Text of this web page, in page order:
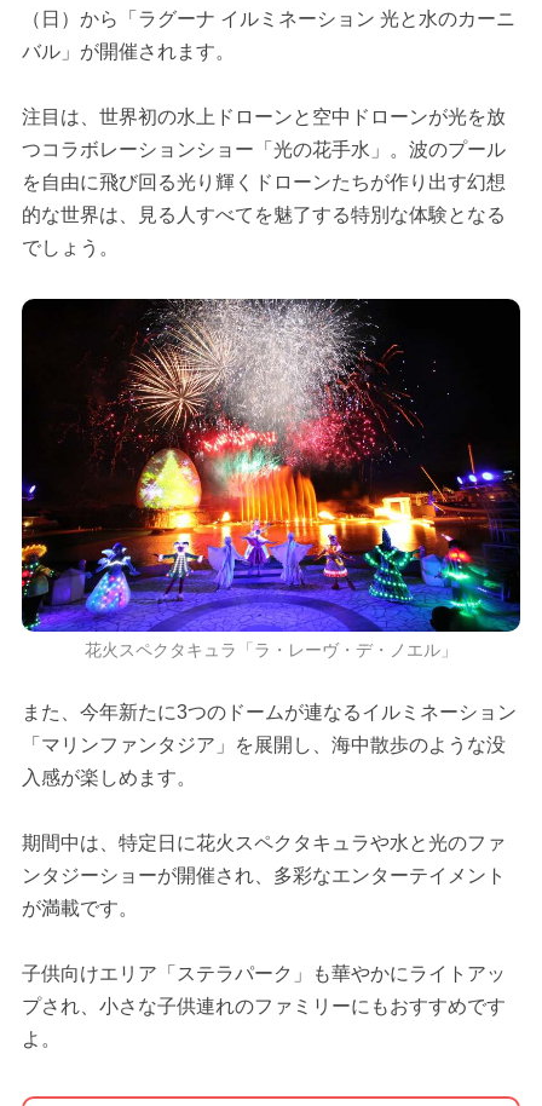
（日）から「ラグーナ イルミネーション 光と水のカーニ
バル」が開催されます。
注目は、世界初の水上ドローンと空中ドローンが光を放
つコラボレーションショー「光の花手水」。波のプール
を自由に飛び回る光り輝くドローンたちが作り出す幻想
的な世界は、見る人すべてを魅了する特別な体験となる
でしょう。
花火スペクタキュラ「ラ・レーヴ・デ・ノエル」
また、今年新たに3つのドームが連なるイルミネーション
「マリンファンタジア」を展開し、海中散歩のような没
入感が楽しめます。
期間中は、特定日に花火スペクタキュラや水と光のファ
ンタジーショーが開催され、多彩なエンターテイメント
が満載です。
子供向けエリア「ステラパーク」も華やかにライトアッ
プされ、小さな子供連れのファミリーにもおすすめです
よ。